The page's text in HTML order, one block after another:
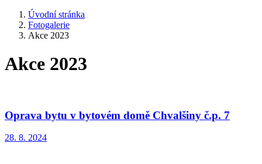
Úvodní stránka
Fotogalerie
Akce 2023
Akce 2023
Oprava bytu v bytovém domě Chvalšiny č.p. 7
28. 8. 2024